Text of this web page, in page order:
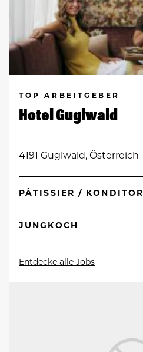
TOP ARBEITGEBER
Hotel Guglwald
4191 Guglwald, Österreich
PÂTISSIER / KONDITOR
JUNGKOCH
Entdecke alle Jobs